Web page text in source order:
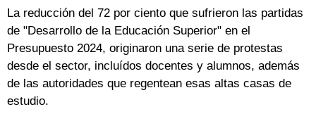
La reducción del 72 por ciento que sufrieron las partidas
de "Desarrollo de la Educación Superior" en el
Presupuesto 2024, originaron una serie de protestas
desde el sector, incluídos docentes y alumnos, además
de las autoridades que regentean esas altas casas de
estudio.